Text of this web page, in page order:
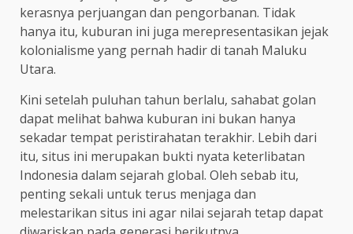
kerasnya perjuangan dan pengorbanan. Tidak
hanya itu, kuburan ini juga merepresentasikan jejak
kolonialisme yang pernah hadir di tanah Maluku
Utara.
Kini setelah puluhan tahun berlalu, sahabat golan
dapat melihat bahwa kuburan ini bukan hanya
sekadar tempat peristirahatan terakhir. Lebih dari
itu, situs ini merupakan bukti nyata keterlibatan
Indonesia dalam sejarah global. Oleh sebab itu,
penting sekali untuk terus menjaga dan
melestarikan situs ini agar nilai sejarah tetap dapat